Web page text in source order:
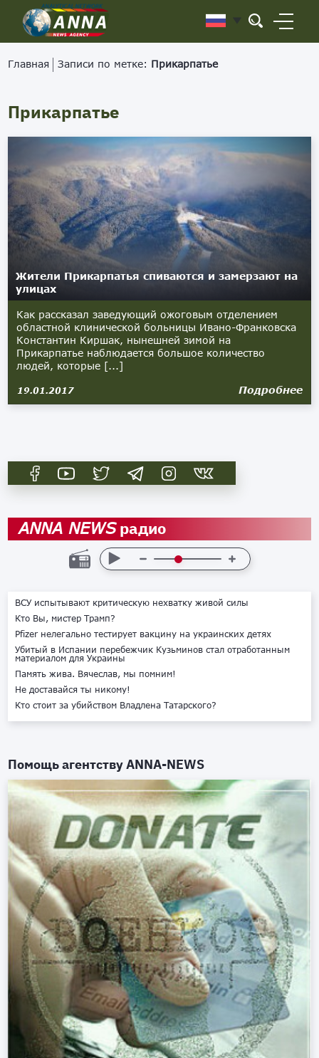
Главная Записи по метке: Прикарпатье
Прикарпатье
Жители Прикарпатья спиваются и замерзают на
улицах
Как рассказал заведующий ожоговым отделением
областной клинической больницы Ивано-Франковска
Константин Киршак, нынешней зимой на
Прикарпатье наблюдается большое количество
людей, которые [...]
19.01.2017 Подробнее
ANNA NEWSрадио
ВСУ испытывают критическую нехватку живой силы
Кто Вы, мистер Трамп?
Pfizer нелегально тестирует вакцину на украинских детях
Убитый в Испании перебежчик Кузьминов стал отработанным
материалом для Украины
Память жива. Вячеслав, мы помним!
Не доставайся ты никому!
Кто стоит за убийством Владлена Татарского?
Помощь агентствуANNA-NEWS